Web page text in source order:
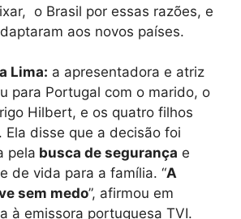
o Brasil por essas razões, e
aos novos países.
Lima: a apresentadora e atriz
para Portugal com o marido, o
Hilbert, e os quatro filhos
Ela disse que a decisão foi
pela busca de segurança e
de vida para a família. “A
sem medo”, afirmou em
à emissora portuguesa TVI.